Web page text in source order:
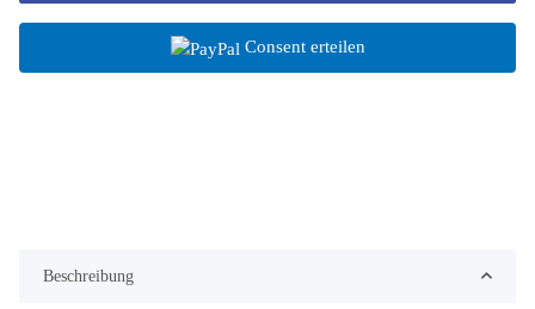
Consent erteilen
Beschreibung